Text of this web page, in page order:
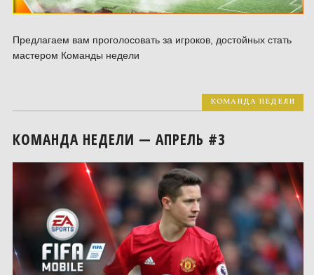
Предлагаем вам проголосовать за игроков, достойных стать
мастером Команды недели
КОМАНДА НЕДЕЛИ
КОМАНДА НЕДЕЛИ — АПРЕЛЬ #3